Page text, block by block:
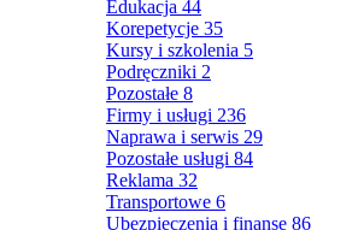
Edukacja 44
Korepetycje 35
Kursy i szkolenia 5
Podręczniki 2
Pozostałe 8
Firmy i usługi 236
Naprawa i serwis 29
Pozostałe usługi 84
Reklama 32
Transportowe 6
Ubezpieczenia i finanse 86